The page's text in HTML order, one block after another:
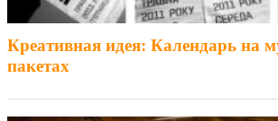
Креативная идея: Календарь на
пакетах